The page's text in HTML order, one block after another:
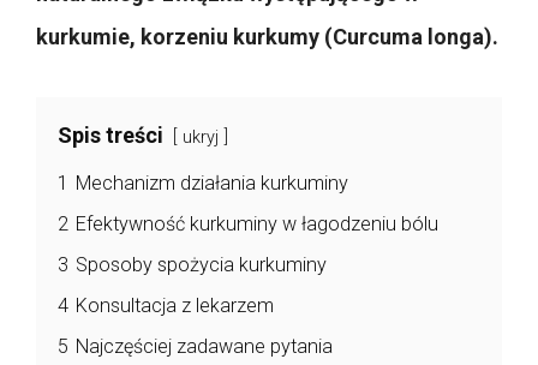
kurkumie, korzeniu kurkumy (Curcuma longa).
Spis treści ukryj
1 Mechanizm działania kurkuminy
2 Efektywność kurkuminy w łagodzeniu bólu
3 Sposoby spożycia kurkuminy
4 Konsultacja z lekarzem
5 Najczęściej zadawane pytania